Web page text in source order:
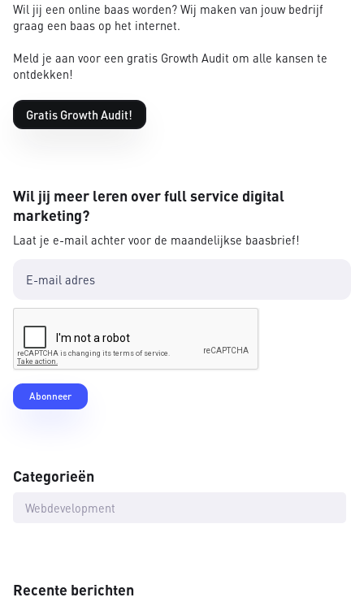
Wil jij een online baas worden? Wij maken van jouw bedrijf
graag een baas op het internet.
Meld je aan voor een gratis Growth Audit om alle kansen te
ontdekken!
Gratis Growth Audit!
Wil jij meer leren over full service digital
marketing?
Laat je e-mail achter voor de maandelijkse baasbrief!
Categorieën
Webdevelopment
Recente berichten